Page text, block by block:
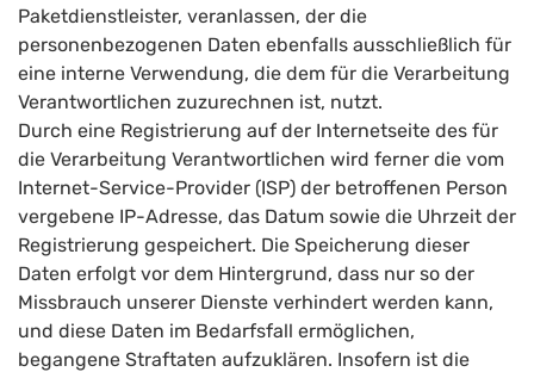
Paketdienstleister, veranlassen, der die
personenbezogenen Daten ebenfalls ausschließlich für
eine interne Verwendung, die dem für die Verarbeitung
Verantwortlichen zuzurechnen ist, nutzt.
Durch eine Registrierung auf der Internetseite des für
die Verarbeitung Verantwortlichen wird ferner die vom
Internet-Service-Provider (ISP) der betroffenen Person
vergebene IP-Adresse, das Datum sowie die Uhrzeit der
Registrierung gespeichert. Die Speicherung dieser
Daten erfolgt vor dem Hintergrund, dass nur so der
Missbrauch unserer Dienste verhindert werden kann,
und diese Daten im Bedarfsfall ermöglichen,
begangene Straftaten aufzuklären. Insofern ist die